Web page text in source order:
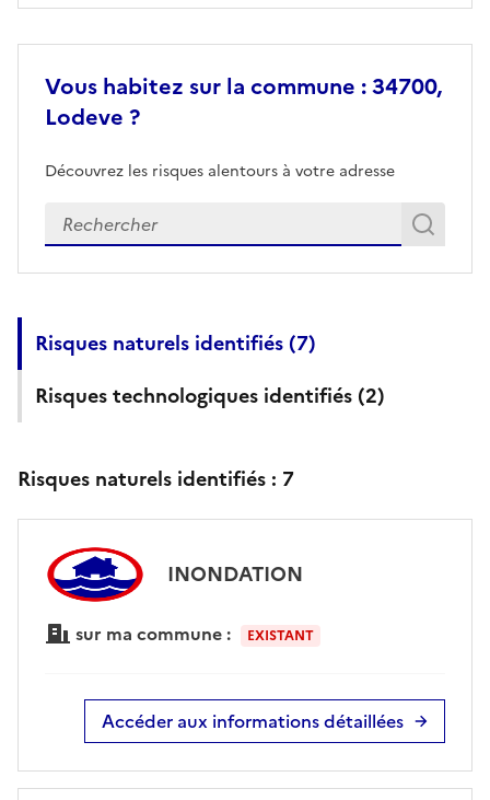
Vous habitez sur la commune : 34700,
Lodeve ?
Découvrez les risques alentours à votre adresse
Veuillez renseigner votre adresse exacte
Risques naturels identifiés (7)
Risques technologiques identifiés (2)
Risques naturels identifiés : 7
INONDATION
sur ma commune : EXISTANT
Accéder aux informations détaillées